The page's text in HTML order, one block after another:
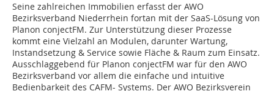
Seine zahlreichen Immobilien erfasst der AWO
Bezirksverband Niederrhein fortan mit der SaaS-Lösung von
Planon conjectFM. Zur Unterstützung dieser Prozesse
kommt eine Vielzahl an Modulen, darunter Wartung,
Instandsetzung & Service sowie Fläche & Raum zum Einsatz.
Ausschlaggebend für Planon conjectFM war für den AWO
Bezirksverband vor allem die einfache und intuitive
Bedienbarkeit des CAFM- Systems. Der AWO Bezirksverein